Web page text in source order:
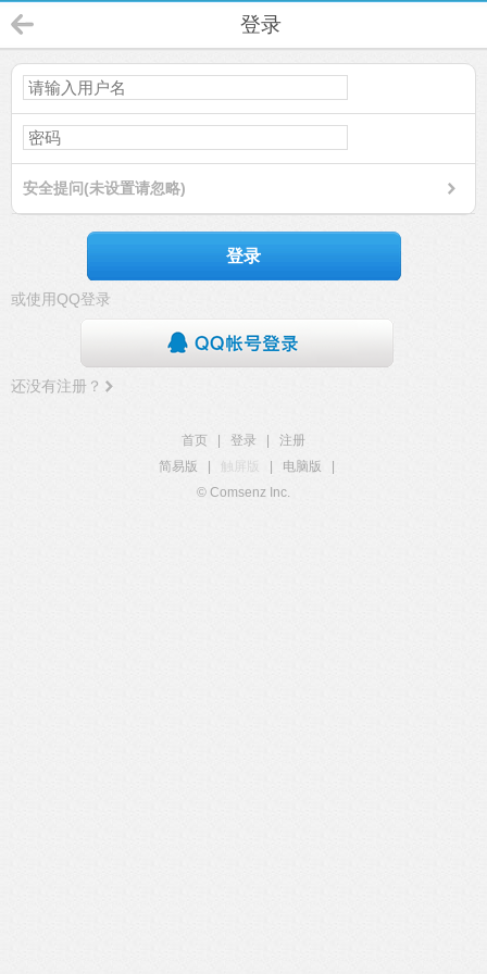
登录
安全提问(未设置请忽略)
登录
或使用QQ登录
还没有注册？
首页 登录
注册
简易版
触屏版 电脑版
© Comsenz Inc.